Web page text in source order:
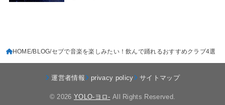
HOME BLOG セブで音楽を楽しみたい！飲んで踊れるおすすめクラブ4選
運営者情報 privacy policy サイトマップ
© 2026 YOLO-ヨロ- All Rights Reserved.